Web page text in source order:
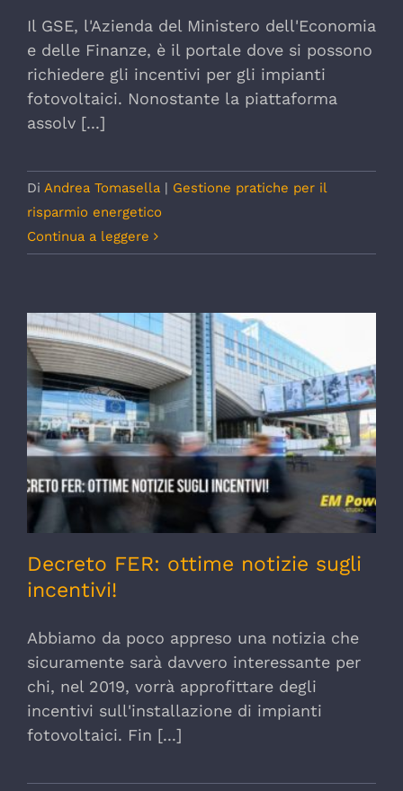
Il GSE, l'Azienda del Ministero dell'Economia
e delle Finanze, è il portale dove si possono
richiedere gli incentivi per gli impianti
fotovoltaici. Nonostante la piattaforma
assolv [...]
Di Andrea Tomasella | Gestione pratiche per il
risparmio energetico
Continua a leggere
Decreto FER: ottime notizie sugli
incentivi!
Decreto FER: ottime notizie sugli
incentivi!
Abbiamo da poco appreso una notizia che
sicuramente sarà davvero interessante per
chi, nel 2019, vorrà approfittare degli
incentivi sull'installazione di impianti
fotovoltaici. Fin [...]